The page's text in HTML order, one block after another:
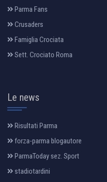
Parma Fans
Crusaders
Famiglia Crociata
Sett. Crociato Roma
Le news
Risultati Parma
forza-parma blogautore
ParmaToday sez. Sport
stadiotardini